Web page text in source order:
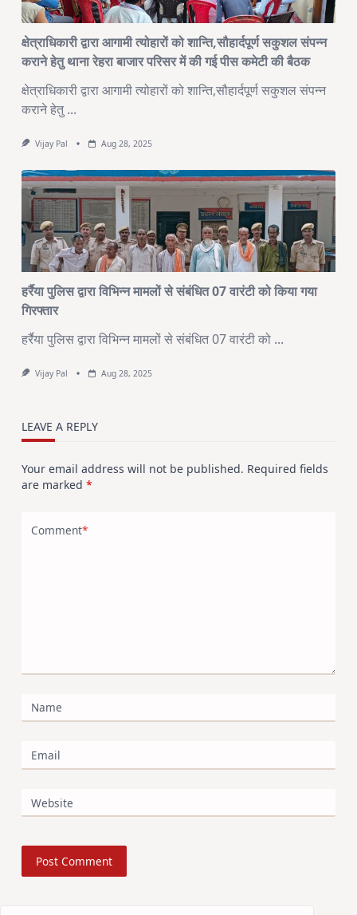
क्षेत्राधिकारी द्वारा आगामी त्योहारों को शान्ति,सौहार्दपूर्ण सकुशल संपन्न
कराने हेतु थाना रेहरा बाजार परिसर में की गई पीस कमेटी की बैठक
क्षेत्राधिकारी द्वारा आगामी त्योहारों को शान्ति,सौहार्दपूर्ण सकुशल संपन्न
कराने हेतु ...
Vijay Pal Aug 28, 2025
हर्रैया पुलिस द्वारा विभिन्न मामलों से संबंधित 07 वारंटी को किया गया
गिरफ्तार
हर्रैया पुलिस द्वारा विभिन्न मामलों से संबंधित 07 वारंटी को ...
Vijay Pal Aug 28, 2025
LEAVE A REPLY
Your email address will not be published. Required fields
are marked *
Comment*
Name
Email
Website